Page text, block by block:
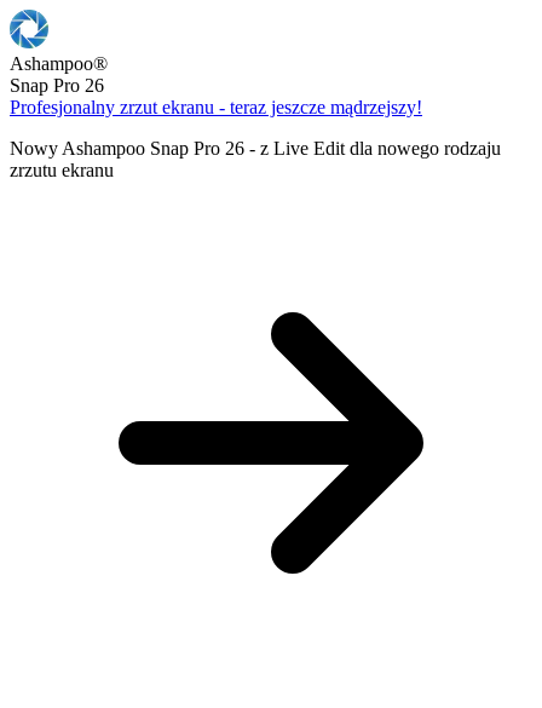
Ashampoo®
Snap Pro 26
Profesjonalny zrzut ekranu - teraz jeszcze mądrzejszy!
Nowy Ashampoo Snap Pro 26 - z Live Edit dla nowego rodzaju
zrzutu ekranu